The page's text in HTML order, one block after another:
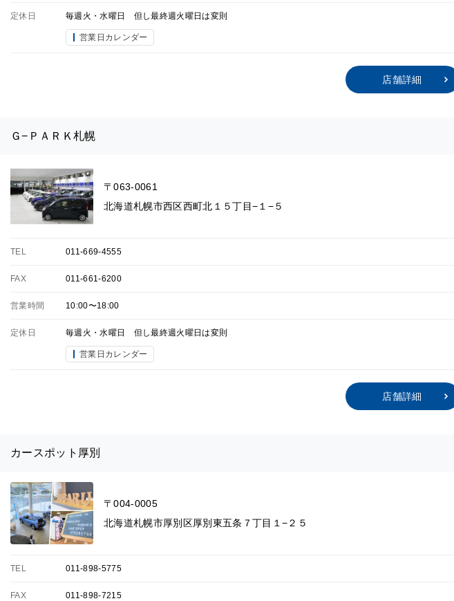
定休日 毎週火・水曜日 但し最終週火曜日は変則
営業日カレンダー
店舗詳細
Ｇ−ＰＡＲＫ札幌
〒063-0061
北海道札幌市西区西町北１５丁目−１−５
TEL 011-669-4555
FAX 011-661-6200
営業時間 10:00〜18:00
定休日 毎週火・水曜日 但し最終週火曜日は変則
営業日カレンダー
店舗詳細
カースポット厚別
〒004-0005
北海道札幌市厚別区厚別東五条７丁目１−２５
TEL 011-898-5775
FAX 011-898-7215